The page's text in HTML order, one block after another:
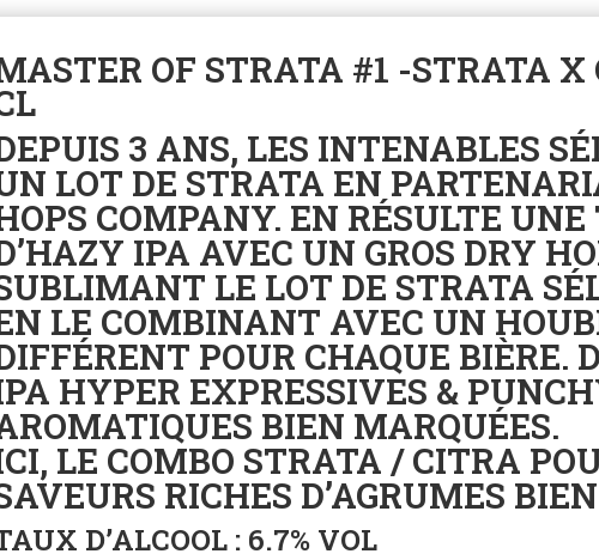
OF STRATA #1 -STRATA
3 ANS, LES INTENABLES
LOT DE STRATA EN
COMPANY. EN RÉSULTE UNE
IPA AVEC UN GROS DRY
LE LOT DE STRATA
LE COMBINANT AVEC UN
POUR CHAQUE BIÈRE.
HYPER EXPRESSIVES &
BIEN MARQUÉES.
LE COMBO STRATA / CITRA
RICHES D’AGRUMES
D’ALCOOL : 6.7% VOL